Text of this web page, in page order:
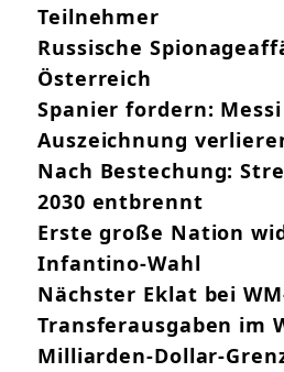
Teilnehmer
Russische
Österreich
Spanier fordern:
Auszeichnung
Nach Bestechung:
2030 entbrennt
Erste große Nation
Infantino-Wahl
Nächster Eklat bei
Transferausgaben im
Milliarden-Dollar-